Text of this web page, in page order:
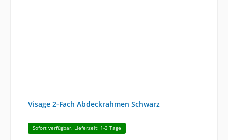
Visage 2-Fach Abdeckrahmen Schwarz
Sofort verfügbar, Lieferzeit: 1-3 Tage